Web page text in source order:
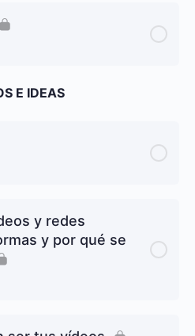
0% Completado
E IDEAS
y redes
y por qué se